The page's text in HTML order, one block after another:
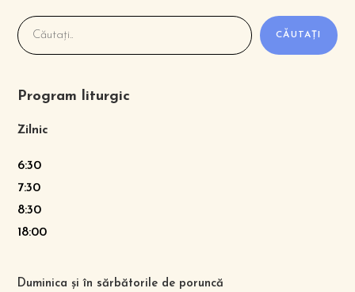
CĂUTAȚI
Program liturgic
Zilnic
6:30
7:30
8:30
18:00
Duminica și în sărbătorile de poruncă